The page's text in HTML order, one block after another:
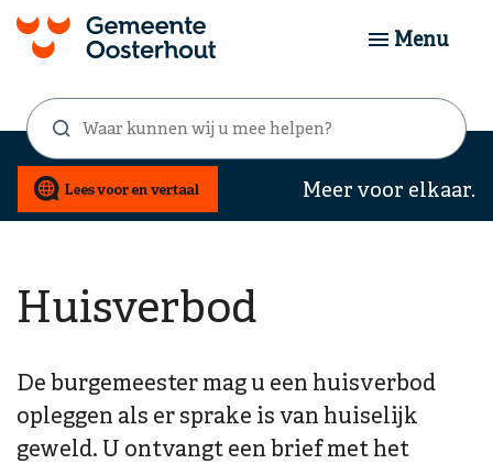
Zoekformulier
Waar
kunnen
wij
u
mee
Menu
Meer voor elkaar.
Huisverbod
De burgemeester mag u een huisverbod
opleggen als er sprake is van huiselijk
geweld. U ontvangt een brief met het